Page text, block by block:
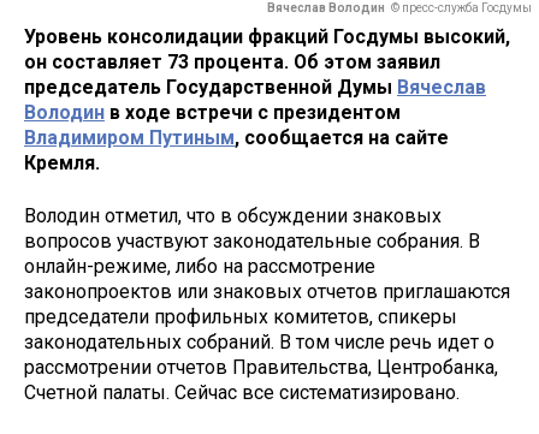
Вячеслав Володин © пресс-служба Госдумы
Уровень консолидации фракций Госдумы высокий,
он составляет 73 процента. Об этом заявил
председатель Государственной Думы Вячеслав
Володин в ходе встречи с президентом
Владимиром Путиным, сообщается на сайте
Кремля.
Володин отметил, что в обсуждении знаковых
вопросов участвуют законодательные собрания. В
онлайн-режиме, либо на рассмотрение
законопроектов или знаковых отчетов приглашаются
председатели профильных комитетов, спикеры
законодательных собраний. В том числе речь идет о
рассмотрении отчетов Правительства, Центробанка,
Счетной палаты. Сейчас все систематизировано.